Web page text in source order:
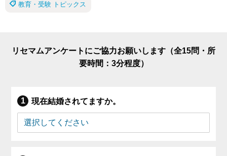
教育・受験 トピックス
リセマムアンケートにご協力お願いします（全15問・所
要時間：3分程度）
現在結婚されてますか。